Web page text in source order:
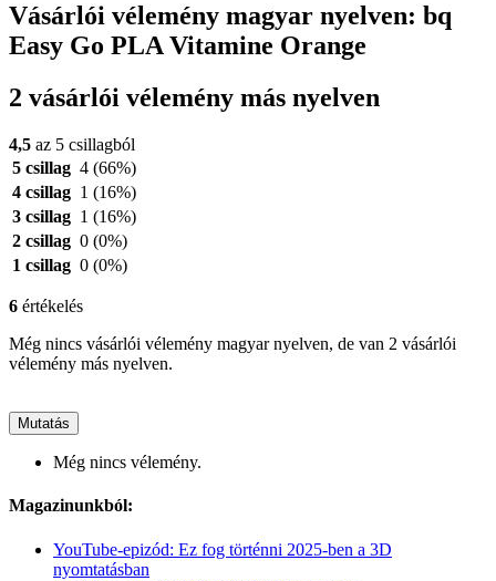
Vásárlói vélemény magyar nyelven: bq
Easy Go PLA Vitamine Orange
2 vásárlói vélemény más nyelven
4,5 az 5 csillagból
5 csillag 4 (66%)
4 csillag 1 (16%)
3 csillag 1 (16%)
2 csillag 0 (0%)
1 csillag 0 (0%)
6 értékelés
Még nincs vásárlói vélemény magyar nyelven, de van 2 vásárlói
vélemény más nyelven.
Mutatás
Még nincs vélemény.
Magazinunkból:
YouTube-epizód: Ez fog történni 2025-ben a 3D
nyomtatásban